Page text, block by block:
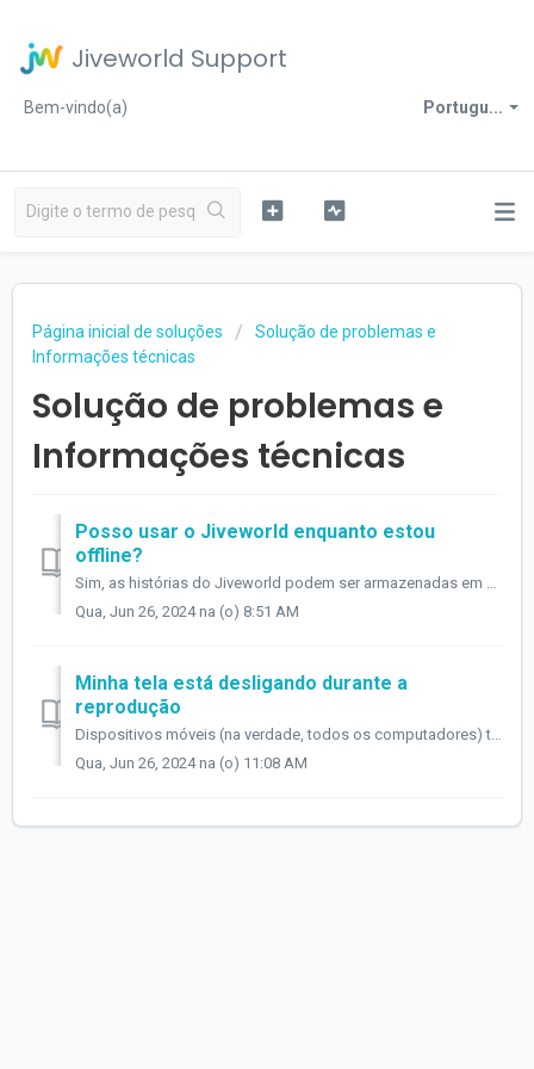
Jiveworld Support
Portugu...
Bem-vindo(a)
Página inicial de soluções
Solução de problemas e
Informações técnicas
Solução de problemas e
Informações técnicas
Posso usar o Jiveworld enquanto estou
offline?
Sim, as histórias do Jiveworld podem ser armazenadas em cache no seu dispositivo para uso offline. Qualquer história que esteja em curso (você precisará...
Qua, Jun 26, 2024 na (o) 8:51 AM
Minha tela está desligando durante a
reprodução
Dispositivos móveis (na verdade, todos os computadores) têm uma configuração que desliga a tela após um tempo de inatividade. Às vezes, isso não é o que voc...
Qua, Jun 26, 2024 na (o) 11:08 AM